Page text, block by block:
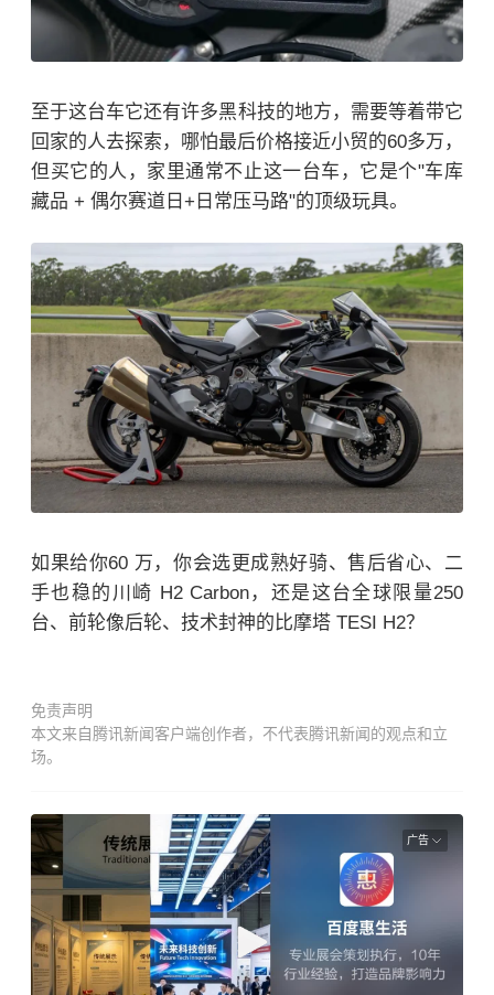
至于这台车它还有许多黑科技的地方，需要等着带它
回家的人去探索，哪怕最后价格接近小贸的60多万，
但买它的人， 家里通常不止这一台车，它是个"车库
藏品 + 偶尔赛道日+日常压马路"的顶级玩具。
如果给你60 万，你会选更成熟好骑、售后省心、二
手也稳的川崎 H2 Carbon，还是这台全球限量250
台、前轮像后轮、技术封神的比摩塔 TESI H2？
免责声明
本文来自腾讯新闻客户端创作者，不代表腾讯新闻的观点和立
场。
广告